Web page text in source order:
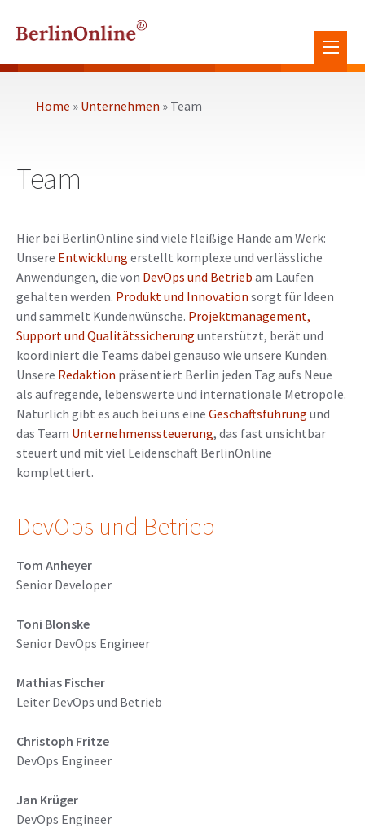
Home Unternehmen Team
Team
Hier bei BerlinOnline sind viele fleißige Hände am Werk:
Unsere Entwicklung erstellt komplexe und verlässliche
Anwendungen, die von DevOps und Betrieb am Laufen
gehalten werden. Produkt und Innovation sorgt für Ideen
und sammelt Kundenwünsche. Projektmanagement,
Support und Qualitätssicherung unterstützt, berät und
koordiniert die Teams dabei genauso wie unsere Kunden.
Unsere Redaktion präsentiert Berlin jeden Tag aufs Neue
als aufregende, lebenswerte und internationale Metropole.
Natürlich gibt es auch bei uns eine Geschäftsführung und
das Team Unternehmenssteuerung, das fast unsichtbar
steuert und mit viel Leidenschaft BerlinOnline
komplettiert.
DevOps und Betrieb
Tom Anheyer
Senior Developer
Toni Blonske
Senior DevOps Engineer
Mathias Fischer
Leiter DevOps und Betrieb
Christoph Fritze
DevOps Engineer
Jan Krüger
DevOps Engineer